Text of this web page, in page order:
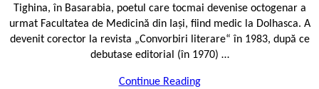
Tighina, în Basarabia, poetul care tocmai devenise octogenar a
urmat Facultatea de Medicină din Iași, fiind medic la Dolhasca. A
devenit corector la revista „Convorbiri literare“ în 1983, după ce
debutase editorial (în 1970) …
Continue Reading